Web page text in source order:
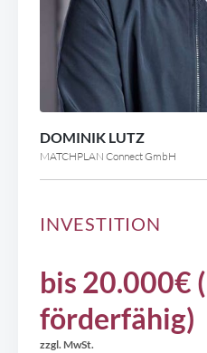
DOMINIK LUTZ
MATCHPLAN Connect GmbH
INVESTITION
bis 20.000€
förderfähig)
zzgl. MwSt.